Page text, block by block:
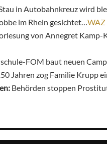
in Autobahnkreuz wird
im Rhein gesichtet… WAZ
von Annegret Kamp-
FOM baut neuen
Jahren zog Familie Krupp
Behörden stoppen